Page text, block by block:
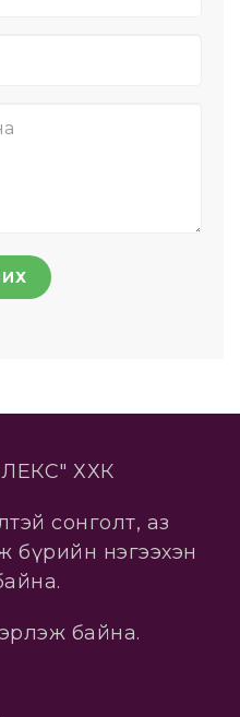
ХХК
сонголт, аз
бүрийн нэгээхэн
байна.